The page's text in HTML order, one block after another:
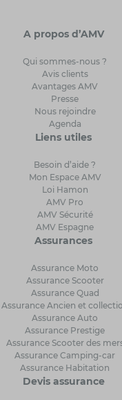
A propos d’AMV
Qui sommes-nous ?
Avis clients
Avantages AMV
Presse
Nous rejoindre
Agenda
Liens utiles
Besoin d’aide ?
Mon Espace AMV
Loi Hamon
AMV Pro
AMV Sécurité
AMV Espagne
Assurances
Assurance Moto
Assurance Scooter
Assurance Quad
Assurance Ancien et
Assurance Auto
Assurance Prestige
Assurance Scooter des
Assurance Camping-car
Assurance Habitation
Devis assurance